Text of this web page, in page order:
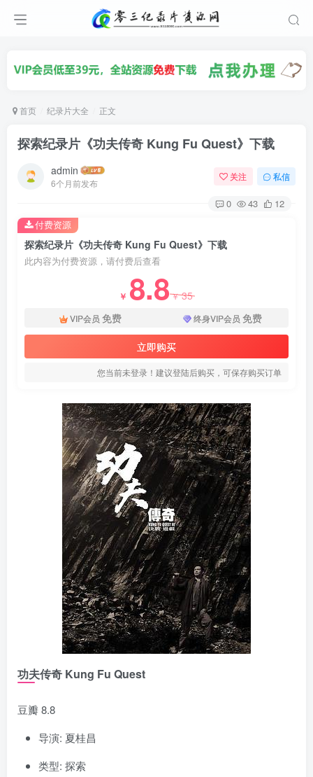
首页 纪录片大全 正文
探索纪录片《功夫传奇 Kung Fu Quest》下载
admin
6个月前发布
关注 私信
0 43 12
探索纪录片《功夫传奇 Kung Fu Quest》下载
此内容为付费资源，请付费后查看
￥ 8.8￥35
VIP会员 免费 终身VIP会员 免费
立即购买
您当前未登录！建议登陆后购买，可保存购买订单
付费资源
功夫传奇 Kung Fu Quest
豆瓣 8.8
导演: 夏桂昌
类型: 探索